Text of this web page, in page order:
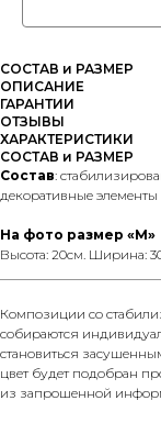
СОСТАВ и РАЗМЕР
ОПИСАНИЕ
ГАРАНТИИ
ОТЗЫВЫ
ХАРАКТЕРИСТИКИ
СОСТАВ и РАЗМЕР
Состав:
декоративные элементы
На фото размер «M»
Высота: 20см. Ширина:
Композиции со
собираются
становиться
цвет будет подобран
из запрошенной